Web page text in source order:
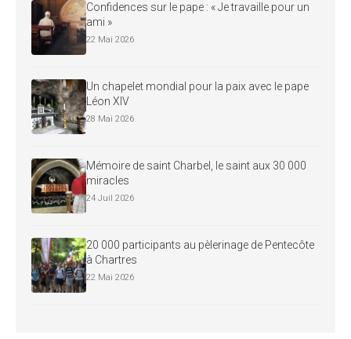
Confidences sur le pape : « Je travaille pour un
ami »
22 Mai 2026
Un chapelet mondial pour la paix avec le pape
Léon XIV
28 Mai 2026
Mémoire de saint Charbel, le saint aux 30 000
miracles
24 Juil 2026
20 000 participants au pèlerinage de Pentecôte
à Chartres
22 Mai 2026